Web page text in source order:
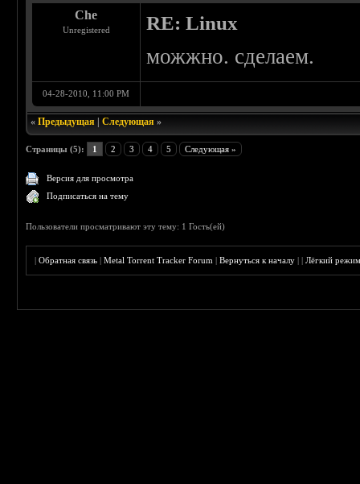
Che
Unregistered RE: Linux
можжно. сделаем.
04-28-2010, 11:00 PM
«Предыдущая |Следующая »
Страницы (5): 1 2 3 4 5 Следующая »
Версия для просмотра
Подписаться на тему
Пользователи просматривают эту тему: 1 Гость(ей)
|Обратная связь |Metal Torrent Tracker Forum |Вернуться к началу ||Лёгкий